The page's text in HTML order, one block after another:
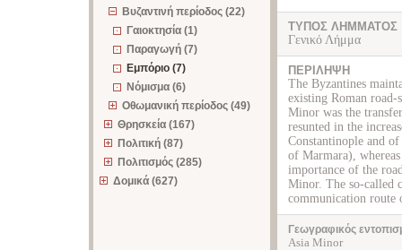
Βυζαντινή περίοδος (22)
Γαιοκτησία (1)
Παραγωγή (7)
Εμπόριο (7)
Νόμισμα (6)
Οθωμανική περίοδος (49)
Θρησκεία (167)
Πολιτική (87)
Πολιτισμός (285)
Δομικά (627)
ΤΥΠΟΣ ΛΗΜΜΑΤΟΣ
Γενικό Λήμμα
ΠΕΡΙΛΗΨΗ
The Byzantines
existing Roman
Minor was the
resunted in the
Constantinople and
of Marmara),
importance of the
Minor. The so-called
communication route
Γεωγραφικός
Asia Minor